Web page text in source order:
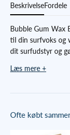
BeskrivelseFordele
Bubble Gum Wax
til din surfvoks og
dit surfudstyr og
til næste session.
Læs mere +
Ofte købt